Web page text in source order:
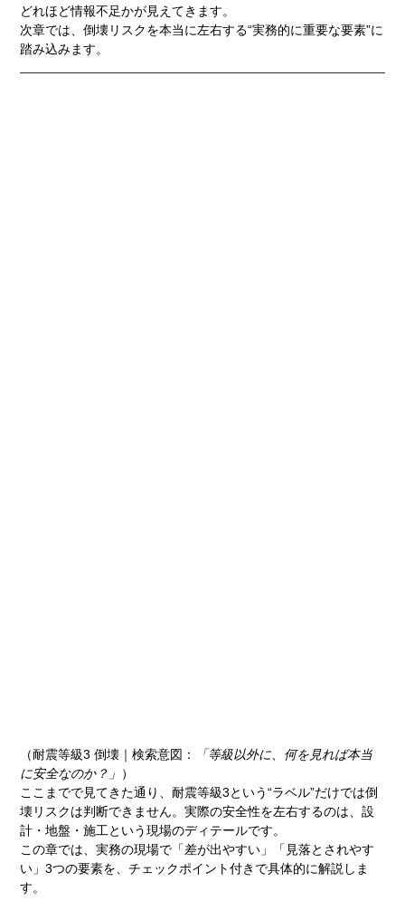
どれほど情報不足かが見えてきます。
次章では、倒壊リスクを本当に左右する“実務的に重要な要素”に
踏み込みます。
（耐震等級3 倒壊｜検索意図：
「等級以外に、何を見れば本当
に安全なのか？」 ）
ここまでで見てきた通り、耐震等級3という“ラベル”だけでは倒
壊リスクは判断できません。実際の安全性を左右するのは、設
計・地盤・施工という現場のディテールです。
この章では、実務の現場で「差が出やすい」「見落とされやす
い」3つの要素を、チェックポイント付きで具体的に解説しま
す。